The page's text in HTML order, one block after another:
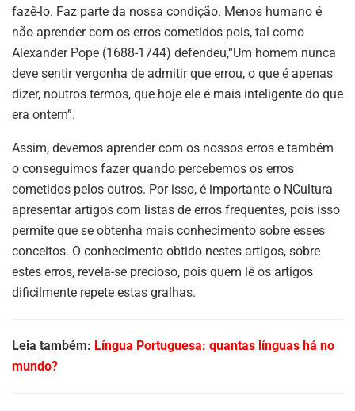
fazê-lo. Faz parte da nossa condição. Menos humano é
não aprender com os erros cometidos pois, tal como
Alexander Pope (1688-1744) defendeu,“Um homem nunca
deve sentir vergonha de admitir que errou, o que é apenas
dizer, noutros termos, que hoje ele é mais inteligente do que
era ontem”.
Assim, devemos aprender com os nossos erros e também
o conseguimos fazer quando percebemos os erros
cometidos pelos outros. Por isso, é importante o NCultura
apresentar artigos com listas de erros frequentes, pois isso
permite que se obtenha mais conhecimento sobre esses
conceitos. O conhecimento obtido nestes artigos, sobre
estes erros, revela-se precioso, pois quem lê os artigos
dificilmente repete estas gralhas.
Leia também: Língua Portuguesa: quantas línguas há no
mundo?